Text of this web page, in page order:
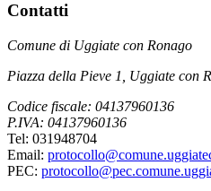
Contatti
Comune di Uggiate con Ronago
Piazza della Pieve 1, Uggiate con
Codice fiscale: 04137960136
P.IVA: 04137960136
Tel: 031948704
Email:
PEC: